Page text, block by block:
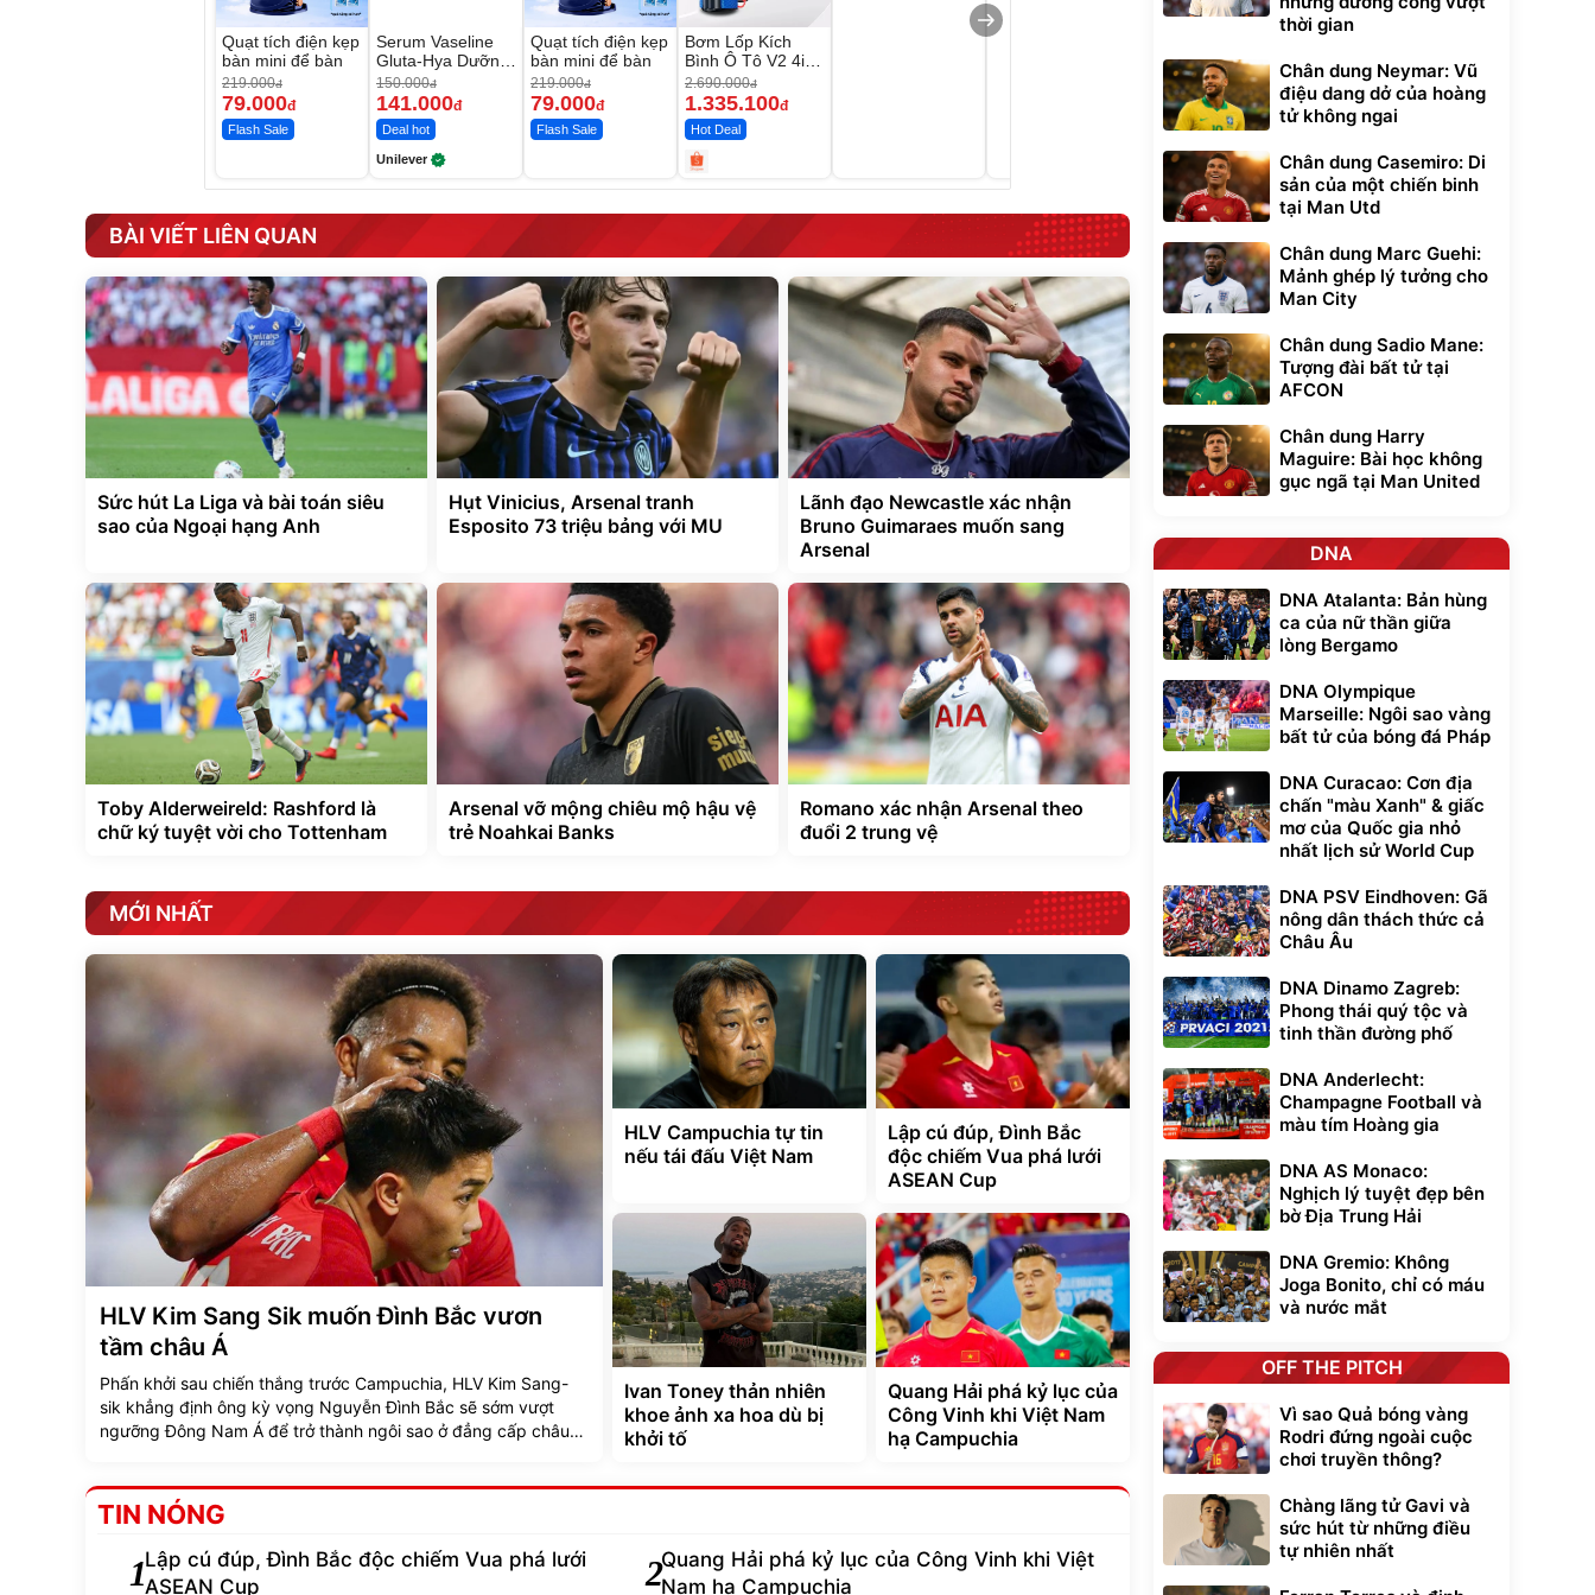
Quạt tích điện kẹp
bàn mini để bàn
219.000đ
79.000đ
Flash Sale
Serum Vaseline
Gluta-Hya Dưỡng
Da Sáng Mịn Sau
7 Ngày
150.000đ
141.000đ
Deal hot
Unilever
Quạt tích điện kẹp
bàn mini để bàn
219.000đ
79.000đ
Flash Sale
Bơm Lốp Kích
Bình Ô Tô V2 4in1
MEDICAR –
12.000mAh
2.690.000đ
1.335.100đ
Hot Deal
cao cấp, tráng
nhôm 03 lớp
392.000đ
325.000đ
Đã bán nhiều
Xe đạp điện trợ
lực G-Force C14
gấp gọn bỏ cốp
tiện lợi
9.900.000đ
7.092.000 đ
Đang xem nhiều
G-FORCE VIETNA
BÀI VIẾT LIÊN QUAN
Sức hút La Liga và bài toán siêu
sao của Ngoại hạng Anh
Hụt Vinicius, Arsenal tranh
Esposito 73 triệu bảng với MU
Lãnh đạo Newcastle xác nhận
Bruno Guimaraes muốn sang
Arsenal
Toby Alderweireld: Rashford là
chữ ký tuyệt vời cho Tottenham
Arsenal vỡ mộng chiêu mộ hậu vệ
trẻ Noahkai Banks
Romano xác nhận Arsenal theo
đuổi 2 trung vệ
MỚI NHẤT
HLV Kim Sang Sik muốn Đình Bắc vươn
tầm châu Á
Phấn khởi sau chiến thắng trước Campuchia, HLV Kim Sang-
sik khẳng định ông kỳ vọng Nguyễn Đình Bắc sẽ sớm vượt
ngưỡng Đông Nam Á để trở thành ngôi sao ở đẳng cấp châu
HLV Campuchia tự tin
nếu tái đấu Việt Nam
Lập cú đúp, Đình Bắc
độc chiếm Vua phá lưới
ASEAN Cup
Ivan Toney thản nhiên
khoe ảnh xa hoa dù bị
khởi tố
Quang Hải phá kỷ lục của
Công Vinh khi Việt Nam
hạ Campuchia
TIN NÓNG
1Lập cú đúp, Đình Bắc độc chiếm Vua phá lưới
ASEAN Cup
2Quang Hải phá kỷ lục của Công Vinh khi Việt
Nam hạ Campuchia
thời gian
Chân dung Neymar: Vũ
điệu dang dở của hoàng
tử không ngai
Chân dung Casemiro: Di
sản của một chiến binh
tại Man Utd
Chân dung Marc Guehi:
Mảnh ghép lý tưởng cho
Man City
Chân dung Sadio Mane:
Tượng đài bất tử tại
AFCON
Chân dung Harry
Maguire: Bài học không
gục ngã tại Man United
DNA
DNA Atalanta: Bản hùng
ca của nữ thần giữa
lòng Bergamo
DNA Olympique
Marseille: Ngôi sao vàng
bất tử của bóng đá Pháp
DNA Curacao: Cơn địa
chấn "màu Xanh" & giấc
mơ của Quốc gia nhỏ
nhất lịch sử World Cup
DNA PSV Eindhoven: Gã
nông dân thách thức cả
Châu Âu
DNA Dinamo Zagreb:
Phong thái quý tộc và
tinh thần đường phố
DNA Anderlecht:
Champagne Football và
màu tím Hoàng gia
DNA AS Monaco:
Nghịch lý tuyệt đẹp bên
bờ Địa Trung Hải
DNA Gremio: Không
Joga Bonito, chỉ có máu
và nước mắt
OFF THE PITCH
Vì sao Quả bóng vàng
Rodri đứng ngoài cuộc
chơi truyền thông?
Chàng lãng tử Gavi và
sức hút từ những điều
tự nhiên nhất